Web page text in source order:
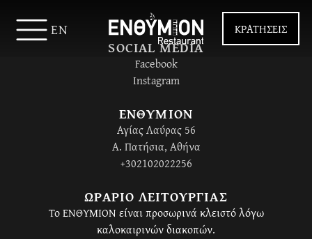
EN ΚΡΑΤΗΣΕΙΣ
ΕΝΘΥΜΙΟΝ
Αγίας Λαύρας 56
Α. Πατήσια, Αθήνα
+302102022256
ΩΡΑΡΙΟ ΛΕΙΤΟΥΡΓΙΑΣ
Το ΕΝΘΥΜΙΟΝ είναι προσωρινά κλειστό λόγω
καλοκαιρινών διακοπών.
SOCIAL MEDIA
Facebook
Instagram